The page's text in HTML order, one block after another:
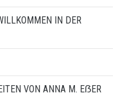
IN DER
VON ANNA M. EẞER